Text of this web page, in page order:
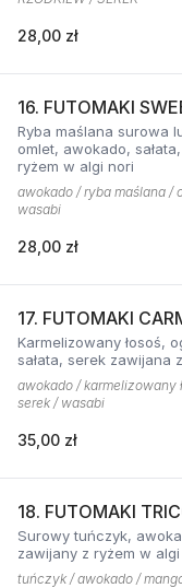
28,00 zł
16. FUTOMAKI
Ryba maślana surowa
omlet, awokado,
ryżem w algi nori
awokado / ryba maślana /
wasabi
28,00 zł
17. FUTOMAKI
Karmelizowany łosoś,
sałata, serek zawijana
awokado / karmelizowany
serek / wasabi
35,00 zł
18. FUTOMAKI
Surowy tuńczyk,
zawijany z ryżem w
tuńczyk / awokado /